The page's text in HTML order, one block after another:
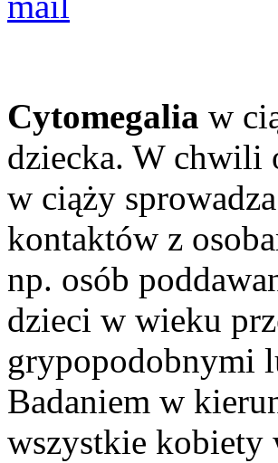
Cytomegalia w
dziecka. W chwili
w ciąży
kontaktów z
np. osób
dzieci w wieku
grypopodobnymi
Badaniem w
wszystkie kobiety